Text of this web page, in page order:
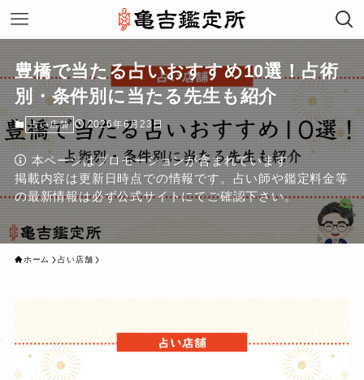
豊橋で当たる占いおすすめ10選！占術
別・条件別に当たる先生も紹介
占い店舗 2026年6月23日
本ページはプロモーションが含まれています
掲載内容は更新日時点での情報です。占い師や鑑定料金等
の最新情報は必ず公式サイトにてご確認下さい。
ホーム 占い店舗